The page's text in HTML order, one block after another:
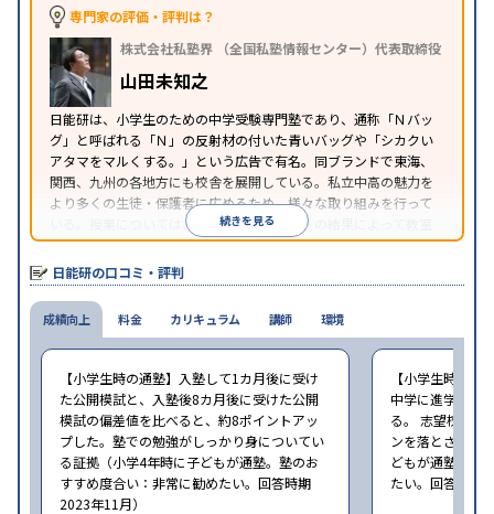
専門家の評価・評判は？
株式会社私塾界 （全国私塾情報センター）代表取締役
山田未知之
日能研は、小学生のための中学受験専門塾であり、通称「Ｎバッ
グ」と呼ばれる「Ｎ」の反射材の付いた青いバッグや「シカクい
アタマをマルくする。」という広告で有名。同ブランドで東海、
関西、九州の各地方にも校舎を展開している。私立中高の魅力を
より多くの生徒・保護者に広めるため、様々な取り組みを行って
いる。授業については、カリキュラムテストの結果によって教室
の座席が変わるという独自のスタイルを採用している。
続きを見る
日能研の口コミ・評判
成績向上
【小学生時の通塾】入塾して1カ月後に受け
た公開模試と、入塾後8カ月後に受けた公開
模試の偏差値を比べると、約8ポイントアッ
プした。塾での勉強がしっかり身についてい
る証拠（小学4年時に子どもが通塾。塾のお
すすめ度合い：非常に勧めたい。回答時期
2023年11月）
【小学生時の通
中学に進学して
る。 志望校に合
ンを落とさずに
どもが通塾。塾
たい。回答時期
料金 カリキュラム 講師 環境